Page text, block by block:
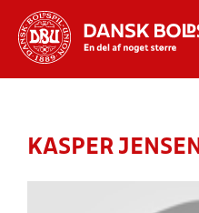
KASPER JENSEN